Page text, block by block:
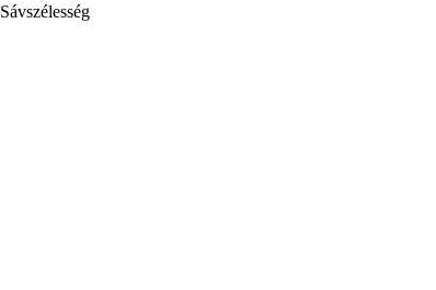
Sávszélesség